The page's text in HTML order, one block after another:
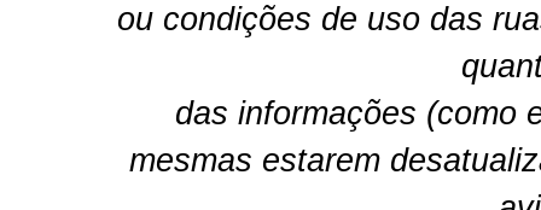
ou condições de uso das
das informações (como
mesmas estarem